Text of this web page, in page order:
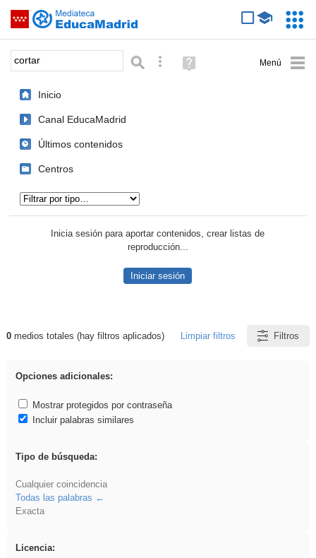
Saltar navegación
Palabra o frase: Búsqueda avanzada
Ayuda
(en
Inicio
Canal EducaMadrid
Últimos contenidos
Centros
Inicia sesión para aportar contenidos, crear listas de
reproducción...
Iniciar sesión
Resultados de: cortar
0medios totales (hay filtros aplicados) Limpiar filtros Filtros
Opciones adicionales:
Mostrar protegidos por contraseña
Incluir palabras similares
Tipo de búsqueda:
Cualquier coincidencia
Todas las palabras
Exacta
Licencia: